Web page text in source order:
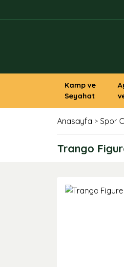
Kamp ve
Seyahat
Anasayfa Spor
Trango